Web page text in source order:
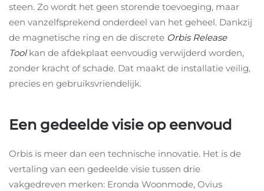
steen. Zo wordt het geen storende toevoeging, maar
een vanzelfsprekend onderdeel van het geheel. Dankzij
de magnetische ring en de discrete Orbis Release
Toolkan de afdekplaat eenvoudig verwijderd worden,
zonder kracht of schade. Dat maakt de installatie veilig,
precies en gebruiksvriendelijk.
Een gedeelde visie op eenvoud
Orbis is meer dan een technische innovatie. Het is de
vertaling van een gedeelde visie tussen drie
vakgedreven merken: Eronda Woonmode, Ovius